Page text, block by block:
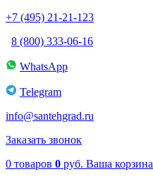
+7 (495) 21-21-123
8 (800) 333-06-16
WhatsApp
Telegram
info@santehgrad.ru
Заказать звонок
0 товаров 0 руб. Ваша корзина